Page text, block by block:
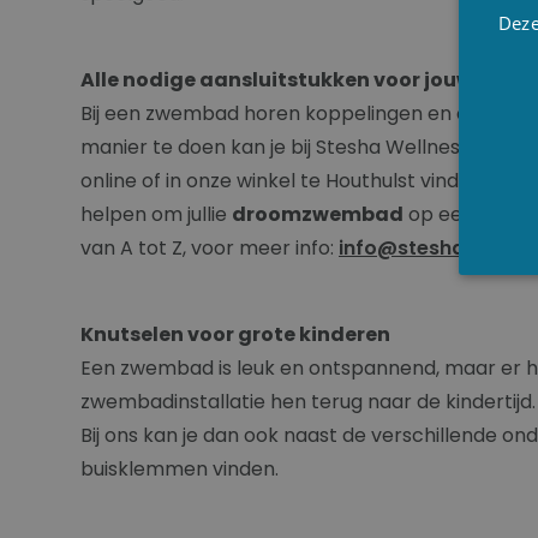
Alle nodige aansluitstukken voor jouw
Bij een zwembad horen koppelingen en
manier te doen kan je bij Stesha Wellness, aan
online of in onze winkel te Houthulst vinden. De
helpen om jullie droomzwembad op een zo
van A tot Z, voor meer info: info@stesha.be
Knutselen voor grote kinderen
Een zwembad is leuk en ontspannend, maar
zwembadinstallatie hen terug naar de
Bij ons kan je dan ook naast de verschillende
buisklemmen vinden.